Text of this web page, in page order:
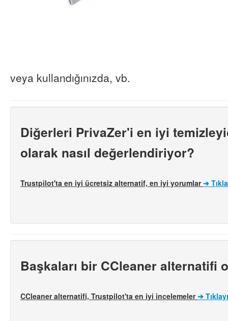
veya kullandığınızda, vb.
Diğerleri PrivaZer'i en iyi
olarak nasıl değerlendiriyor?
Trustpilot'ta en iyi ücretsiz alternatif, en iyi yorumlar➔
Başkaları bir CCleaner alternatifi
CCleaner alternatifi, Trustpilot'ta en iyi incelemeler➔